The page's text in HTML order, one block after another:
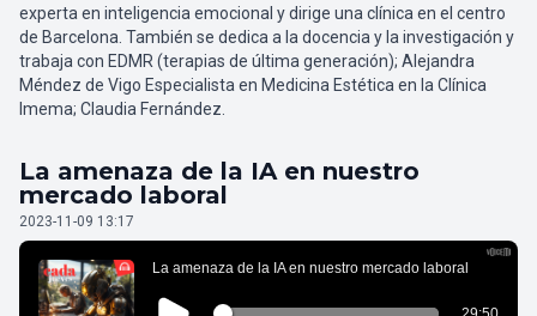
experta en inteligencia emocional y dirige una clínica en el centro
de Barcelona. También se dedica a la docencia y la investigación y
trabaja con EDMR (terapias de última generación); Alejandra
Méndez de Vigo Especialista en Medicina Estética en la Clínica
Imema; Claudia Fernández.
La amenaza de la IA en nuestro
mercado laboral
2023-11-09 13:17